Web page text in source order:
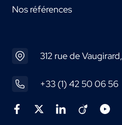
Nos références
312 rue de
+33 (1) 42 50 06 56